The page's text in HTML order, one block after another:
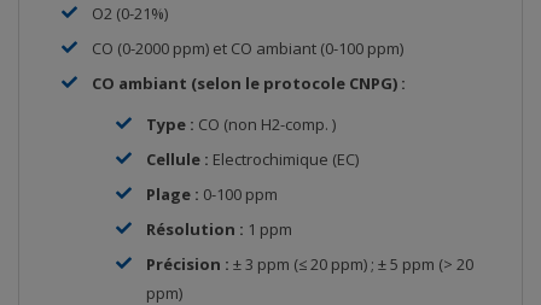
O2 (0-21%)
CO (0-2000 ppm) et CO ambiant (0-100 ppm)
CO ambiant (selon le protocole CNPG) :
Type : CO (non H2-comp. )
Cellule : Electrochimique (EC)
Plage : 0-100 ppm
Résolution : 1 ppm
Précision : ± 3 ppm (≤ 20 ppm) ; ± 5 ppm (> 20
ppm)